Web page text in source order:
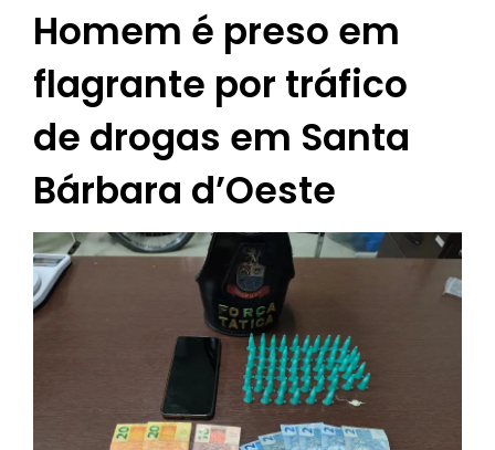
Homem é preso em
flagrante por tráfico
de drogas em Santa
Bárbara d’Oeste